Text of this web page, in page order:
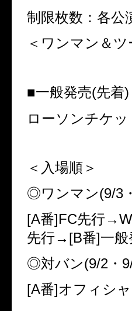
制限枚数：各公
＜ワンマン＆
■一般発売(先着
ローソンチケッ
＜入場順＞
◎ワンマン(9/3
[A番]FC先行
先行→[B番]一般
◎対バン(9/2・
[A番]オフィシ